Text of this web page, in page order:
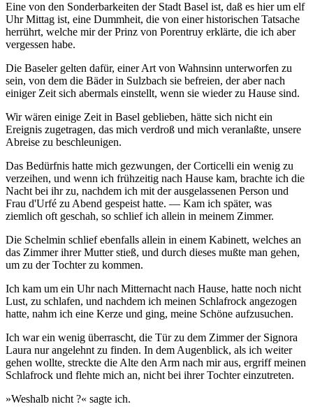
Eine von den Sonderbarkeiten der Stadt Basel ist, daß es hier um elf
Uhr Mittag ist, eine Dummheit, die von einer historischen Tatsache
herrührt, welche mir der Prinz von Porentruy erklärte, die ich aber
vergessen habe.
Die Baseler gelten dafür, einer Art von Wahnsinn unterworfen zu
sein, von dem die Bäder in Sulzbach sie befreien, der aber nach
einiger Zeit sich abermals einstellt, wenn sie wieder zu Hause sind.
Wir wären einige Zeit in Basel geblieben, hätte sich nicht ein
Ereignis zugetragen, das mich verdroß und mich veranlaßte, unsere
Abreise zu beschleunigen.
Das Bedürfnis hatte mich gezwungen, der Corticelli ein wenig zu
verzeihen, und wenn ich frühzeitig nach Hause kam, brachte ich die
Nacht bei ihr zu, nachdem ich mit der ausgelassenen Person und
Frau d'Urfé zu Abend gespeist hatte. — Kam ich später, was
ziemlich oft geschah, so schlief ich allein in meinem Zimmer.
Die Schelmin schlief ebenfalls allein in einem Kabinett, welches an
das Zimmer ihrer Mutter stieß, und durch dieses mußte man gehen,
um zu der Tochter zu kommen.
Ich kam um ein Uhr nach Mitternacht nach Hause, hatte noch nicht
Lust, zu schlafen, und nachdem ich meinen Schlafrock angezogen
hatte, nahm ich eine Kerze und ging, meine Schöne aufzusuchen.
Ich war ein wenig überrascht, die Tür zu dem Zimmer der Signora
Laura nur angelehnt zu finden. In dem Augenblick, als ich weiter
gehen wollte, streckte die Alte den Arm nach mir aus, ergriff meinen
Schlafrock und flehte mich an, nicht bei ihrer Tochter einzutreten.
»Weshalb nicht ?« sagte ich.